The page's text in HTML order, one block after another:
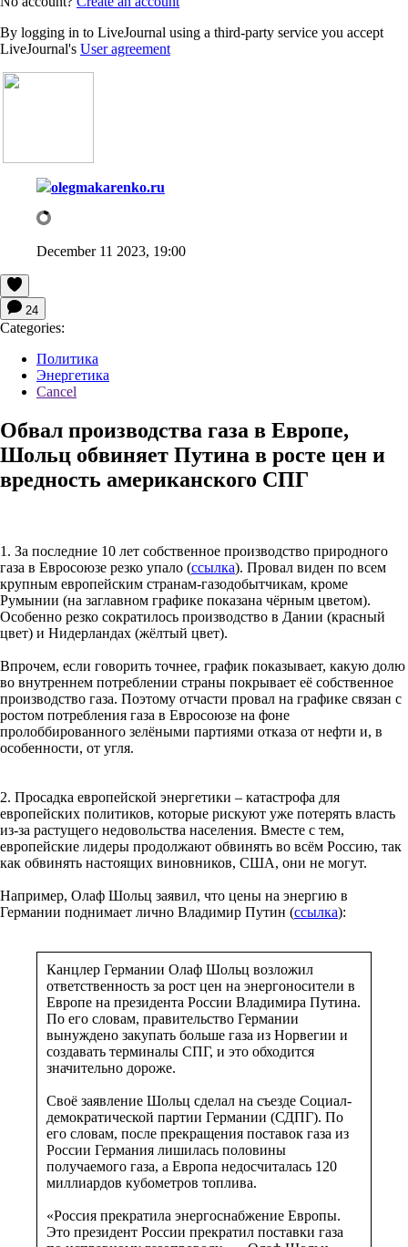
By logging in to LiveJournal using a third-party service you accept
LiveJournal's User agreement
olegmakarenko.ru
December 11 2023, 19:00
24
Categories:
Политика
Энергетика
Cancel
Обвал производства газа в Европе,
Шольц обвиняет Путина в росте цен и
вредность американского СПГ
1. За последние 10 лет собственное производство природного
газа в Евросоюзе резко упало (ссылка). Провал виден по всем
крупным европейским странам-газодобытчикам, кроме
Румынии (на заглавном графике показана чёрным цветом).
Особенно резко сократилось производство в Дании (красный
цвет) и Нидерландах (жёлтый цвет).
Впрочем, если говорить точнее, график показывает, какую долю
во внутреннем потреблении страны покрывает её собственное
производство газа. Поэтому отчасти провал на графике связан с
ростом потребления газа в Евросоюзе на фоне
пролоббированного зелёными партиями отказа от нефти и, в
особенности, от угля.
2. Просадка европейской энергетики – катастрофа для
европейских политиков, которые рискуют уже потерять власть
из-за растущего недовольства населения. Вместе с тем,
европейские лидеры продолжают обвинять во всём Россию, так
как обвинять настоящих виновников, США, они не могут.
Например, Олаф Шольц заявил, что цены на энергию в
Германии поднимает лично Владимир Путин (ссылка):
Канцлер Германии Олаф Шольц возложил
ответственность за рост цен на энергоносители в
Европе на президента России Владимира Путина.
По его словам, правительство Германии
вынуждено закупать больше газа из Норвегии и
создавать терминалы СПГ, и это обходится
значительно дороже.
Своё заявление Шольц сделал на съезде Социал-
демократической партии Германии (СДПГ). По
его словам, после прекращения поставок газа из
России Германия лишилась половины
получаемого газа, а Европа недосчиталась 120
миллиардов кубометров топлива.
«Россия прекратила энергоснабжение Европы.
Это президент России прекратил поставки газа